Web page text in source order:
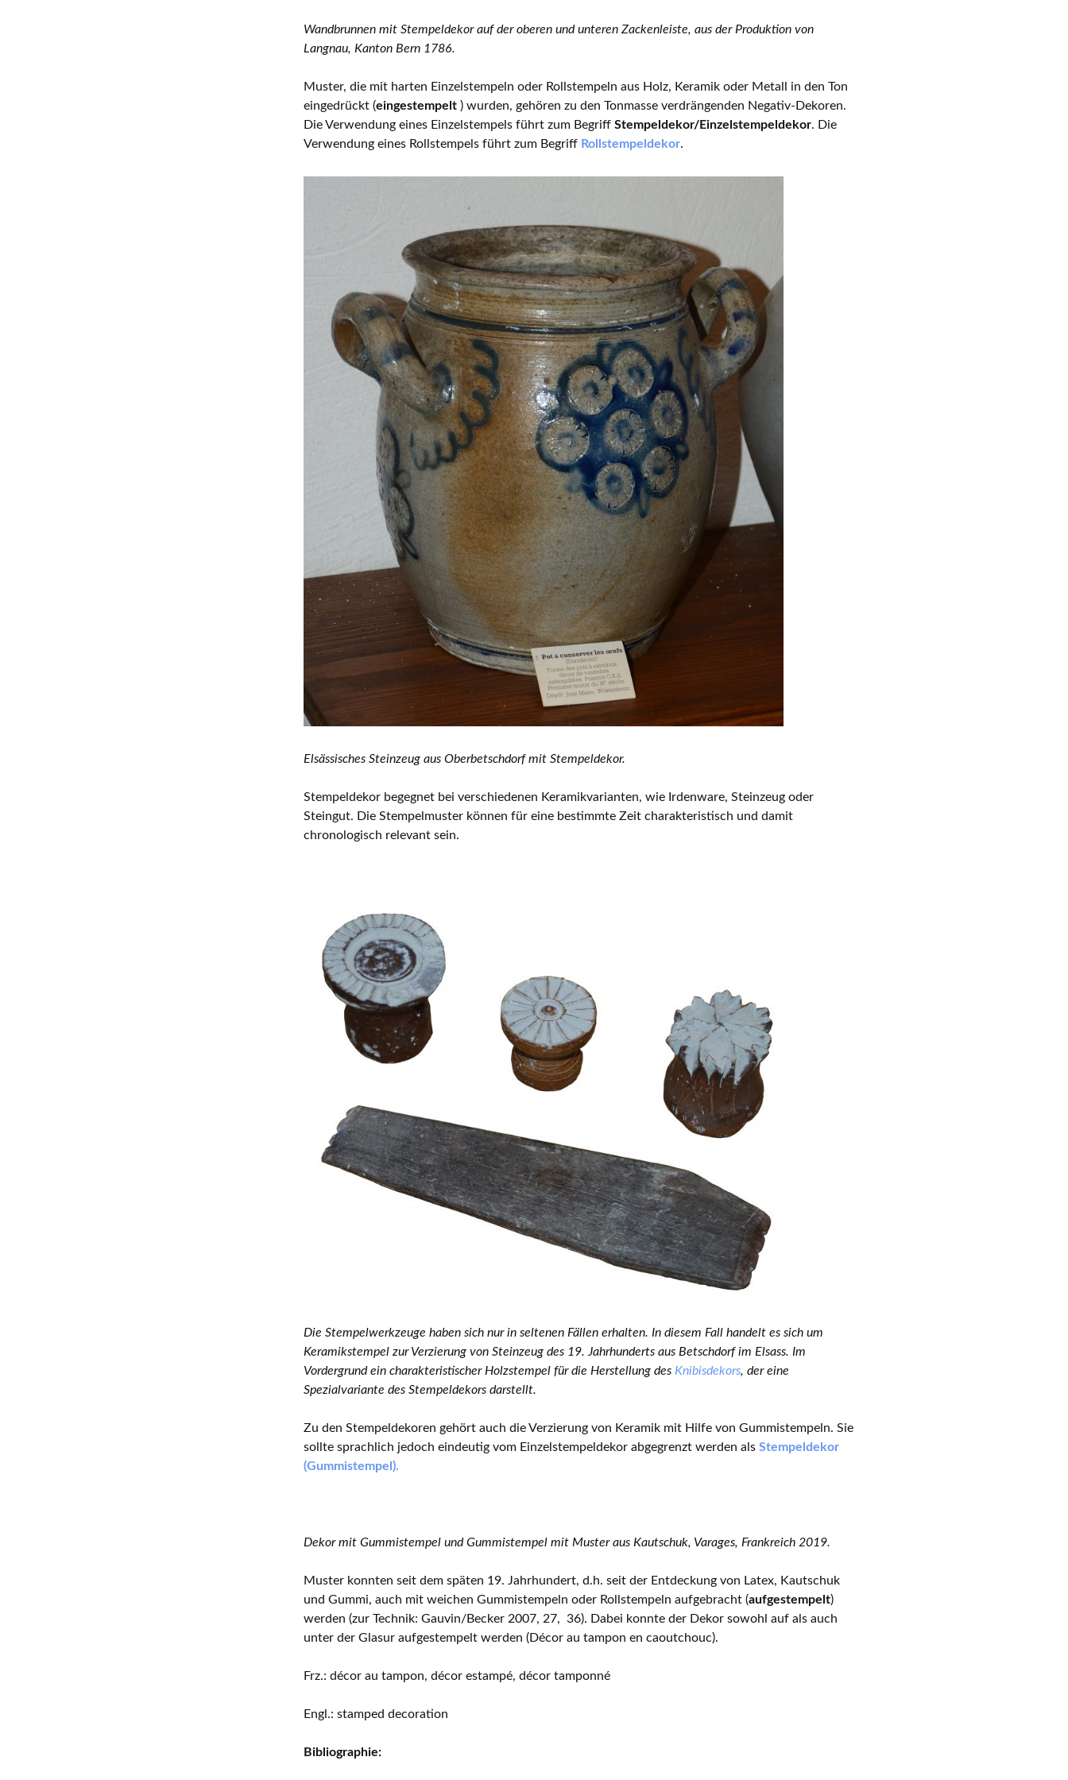
Wandbrunnen mit Stempeldekor auf der oberen und unteren Zackenleiste, aus der Produktion von
Langnau, Kanton Bern 1786.
Muster, die mit harten Einzelstempeln oder Rollstempeln aus Holz, Keramik oder Metall in den Ton
eingedrückt (eingestempelt ) wurden, gehören zu den Tonmasse verdrängenden Negativ-Dekoren.
Die Verwendung eines Einzelstempels führt zum Begriff Stempeldekor/Einzelstempeldekor. Die
Verwendung eines Rollstempels führt zum Begriff Rollstempeldekor.
Elsässisches Steinzeug aus Oberbetschdorf mit Stempeldekor.
Stempeldekor begegnet bei verschiedenen Keramikvarianten, wie Irdenware, Steinzeug oder
Steingut. Die Stempelmuster können für eine bestimmte Zeit charakteristisch und damit
chronologisch relevant sein.
Die Stempelwerkzeuge haben sich nur in seltenen Fällen erhalten. In diesem Fall handelt es sich um
Keramikstempel zur Verzierung von Steinzeug des 19. Jahrhunderts aus Betschdorf im Elsass. Im
Vordergrund ein charakteristischer Holzstempel für die Herstellung des Knibisdekors, der eine
Spezialvariante des Stempeldekors darstellt.
Zu den Stempeldekoren gehört auch die Verzierung von Keramik mit Hilfe von Gummistempeln. Sie
sollte sprachlich jedoch eindeutig vom Einzelstempeldekor abgegrenzt werden als Stempeldekor
(Gummistempel).
Dekor mit Gummistempel und Gummistempel mit Muster aus Kautschuk, Varages, Frankreich 2019.
Muster konnten seit dem späten 19. Jahrhundert, d.h. seit der Entdeckung von Latex, Kautschuk
und Gummi, auch mit weichen Gummistempeln oder Rollstempeln aufgebracht (aufgestempelt)
werden (zur Technik: Gauvin/Becker 2007, 27, 36). Dabei konnte der Dekor sowohl auf als auch
unter der Glasur aufgestempelt werden (Décor au tampon en caoutchouc).
Frz.: décor au tampon, décor estampé, décor tamponné
Engl.: stamped decoration
Bibliographie: